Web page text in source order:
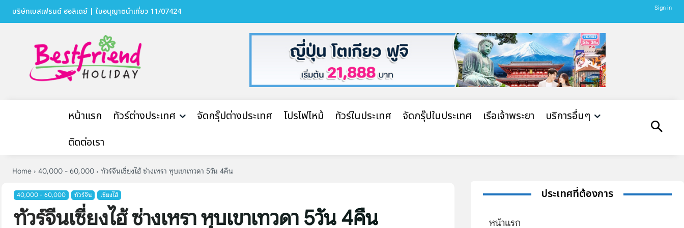
บริษัทเบสเฟรนด์ ฮอลิเดย์ | ใบอนุญาตนำเที่ยว 11/07424 Sign in
หน้าแรก ทัวร์ต่างประเทศ จัดกรุ๊ปต่างประเทศ โปรไฟไหม้ ทัวร์ในประเทศ จัดกรุ๊ปในประเทศ เรือเจ้าพระยา
บริการอื่นๆ
ติดต่อเรา
Home 40,000 - 60,000 ทัวร์จีนเซี่ยงไฮ้ ซ่างเหรา หุบเขาเทวดา 5วัน 4คืน
40,000 - 60,000 ทัวร์จีน เซี่ยงไฮ้
ทัวร์จีนเซี่ยงไฮ้ ซ่างเหรา หุบเขาเทวดา 5วัน 4คืน
ประเทศที่ต้องการ
หน้าแรก